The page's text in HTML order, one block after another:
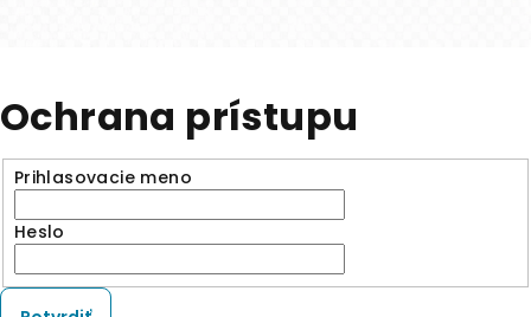
Ochrana prístupu
Prihlasovacie meno
Heslo